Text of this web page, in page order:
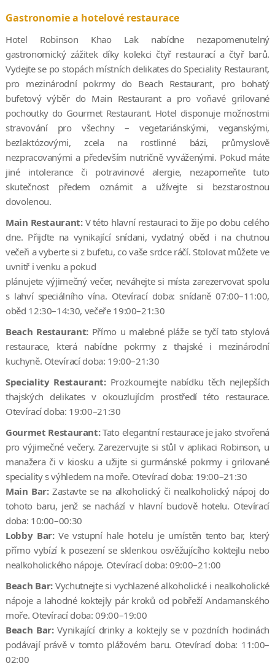
Gastronomie a hotelové restaurace
Hotel Robinson Khao Lak nabídne nezapomenutelný
gastronomický zážitek díky kolekci čtyř restaurací a čtyř barů.
Vydejte se po stopách místních delikates do Speciality Restaurant,
pro mezinárodní pokrmy do Beach Restaurant, pro bohatý
bufetový výběr do Main Restaurant a pro voňavé grilované
pochoutky do Gourmet Restaurant. Hotel disponuje možnostmi
stravování pro všechny – vegetariánskými, veganskými,
bezlaktózovými, zcela na rostlinné bázi, průmyslově
nezpracovanými a především nutričně vyváženými. Pokud máte
jiné intolerance či potravinové alergie, nezapomeňte tuto
skutečnost předem oznámit a užívejte si bezstarostnou
dovolenou.
Main Restaurant: V této hlavní restauraci to žije po dobu celého
dne. Přijďte na vynikající snídani, vydatný oběd i na chutnou
večeři a vyberte si z bufetu, co vaše srdce ráčí. Stolovat můžete ve
uvnitř i venku a pokud
plánujete výjimečný večer, neváhejte si místa zarezervovat spolu
s lahví speciálního vína. Otevírací doba: snídaně 07:00–11:00,
oběd 12:30–14:30, večeře 19:00–21:30
Beach Restaurant: Přímo u malebné pláže se tyčí tato stylová
restaurace, která nabídne pokrmy z thajské i mezinárodní
kuchyně. Otevírací doba: 19:00–21:30
Speciality Restaurant: Prozkoumejte nabídku těch nejlepších
thajských delikates v okouzlujícím prostředí této restaurace.
Otevírací doba: 19:00–21:30
Gourmet Restaurant:Tato elegantní restaurace je jako stvořená
pro výjimečné večery. Zarezervujte si stůl v aplikaci Robinson, u
manažera či v kiosku a užijte si gurmánské pokrmy i grilované
speciality s výhledem na moře. Otevírací doba: 19:00–21:30
Main Bar:Zastavte se na alkoholický či nealkoholický nápoj do
tohoto baru, jenž se nachází v hlavní budově hotelu. Otevírací
doba: 10:00–00:30
Lobby Bar:Ve vstupní hale hotelu je umístěn tento bar, který
přímo vybízí k posezení se sklenkou osvěžujícího koktejlu nebo
nealkoholického nápoje. Otevírací doba: 09:00–21:00
Beach Bar:Vychutnejte si vychlazené alkoholické i nealkoholické
nápoje a lahodné koktejly pár kroků od pobřeží Andamanského
moře. Otevírací doba: 09:00–19:00
Beach Bar:Vynikající drinky a koktejly se v pozdních hodinách
podávají právě v tomto plážovém baru. Otevírací doba: 11:00–
02:00